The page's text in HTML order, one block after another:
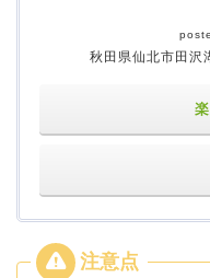
秋田県仙北市田沢